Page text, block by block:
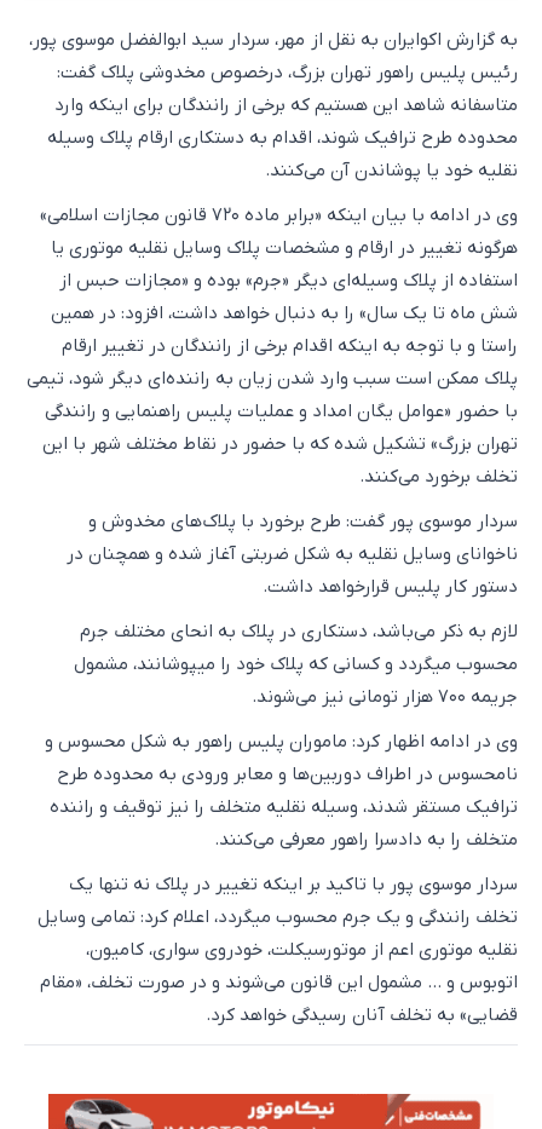
به گزارش اکوایران به نقل از مهر، سردار سید ابوالفضل موسوی پور،
رئیس پلیس راهور تهران بزرگ، درخصوص مخدوشی پلاک گفت:
متاسفانه شاهد این هستیم که برخی از رانندگان برای اینکه وارد
محدوده طرح ترافیک شوند، اقدام به دستکاری ارقام پلاک وسیله
نقلیه خود یا پوشاندن آن می‌کنند.
وی در ادامه با بیان اینکه «برابر ماده ۷۲۰ قانون مجازات اسلامی»
هرگونه تغییر در ارقام و مشخصات پلاک وسایل نقلیه موتوری یا
استفاده از پلاک وسیله‌ای دیگر «جرم» بوده و «مجازات حبس از
شش ماه تا یک سال» را به دنبال خواهد داشت، افزود: در همین
راستا و با توجه به اینکه اقدام برخی از رانندگان در تغییر ارقام
پلاک ممکن است سبب وارد شدن زیان به راننده‌ای دیگر شود، تیمی
با حضور «عوامل یگان امداد و عملیات پلیس راهنمایی و رانندگی
تهران بزرگ» تشکیل شده که با حضور در نقاط مختلف شهر با این
تخلف برخورد می‌کنند.
سردار موسوی پور گفت: طرح برخورد با پلاک‌های مخدوش و
ناخوانای وسایل نقلیه به شکل ضربتی آغاز شده و همچنان در
دستور کار پلیس قرارخواهد داشت.
لازم به ذکر می‌باشد، دستکاری در پلاک به انحای مختلف جرم
محسوب میگردد و کسانی که پلاک خود را میپوشانند، مشمول
جریمه ۷۰۰ هزار تومانی نیز می‌شوند.
وی در ادامه اظهار کرد: ماموران پلیس راهور به شکل محسوس و
نامحسوس در اطراف دوربین‌ها و معابر ورودی به محدوده طرح
ترافیک مستقر شدند، وسیله نقلیه متخلف را نیز توقیف و راننده
متخلف را به دادسرا راهور معرفی می‌کنند.
سردار موسوی پور با تاکید بر اینکه تغییر در پلاک نه تنها یک
تخلف رانندگی و یک جرم محسوب میگردد، اعلام کرد: تمامی وسایل
نقلیه موتوری اعم از موتورسیکلت، خودروی سواری، کامیون،
اتوبوس و … مشمول این قانون می‌شوند و در صورت تخلف، «مقام
قضایی» به تخلف آنان رسیدگی خواهد کرد.